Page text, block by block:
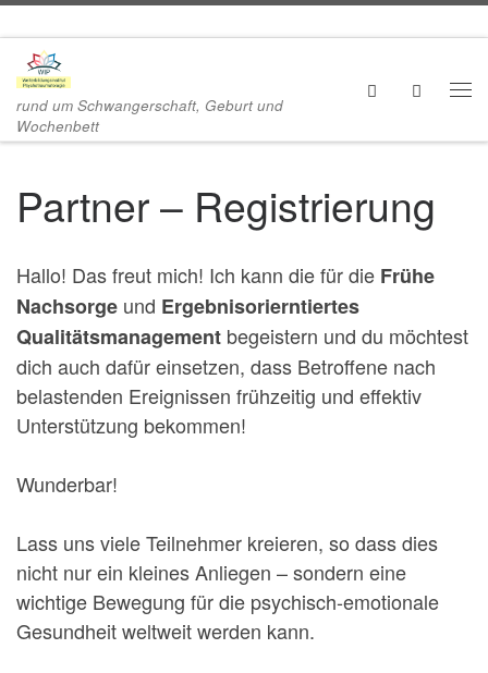
Zum Inhalt springen
rund um Schwangerschaft, Geburt und
Wochenbett
Search
Partner – Registrierung
Hallo! Das freut mich! Ich kann die für die Frühe
Nachsorge und Ergebnisorierntiertes
Qualitätsmanagement begeistern und du möchtest
dich auch dafür einsetzen, dass Betroffene nach
belastenden Ereignissen frühzeitig und effektiv
Unterstützung bekommen!
Wunderbar!
Lass uns viele Teilnehmer kreieren, so dass dies
nicht nur ein kleines Anliegen – sondern eine
wichtige Bewegung für die psychisch-emotionale
Gesundheit weltweit werden kann.